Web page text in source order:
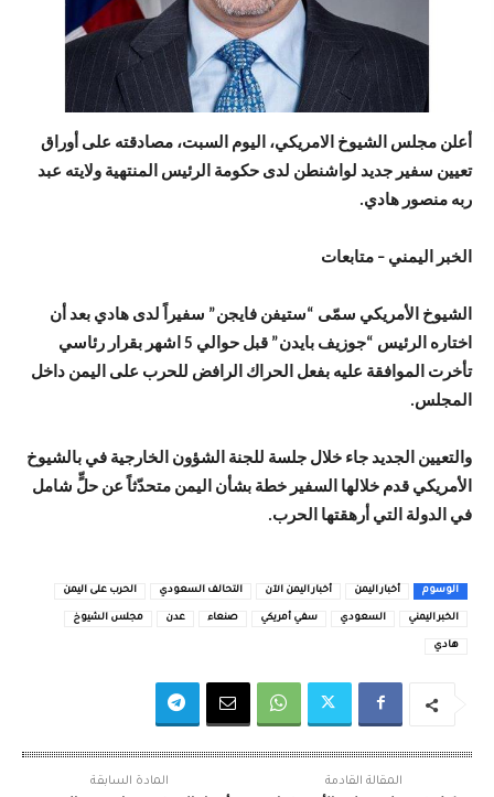
أعلن مجلس الشيوخ الامريكي، اليوم السبت، مصادقته على أوراق
تعيين سفير جديد لواشنطن لدى حكومة الرئيس المنتهية ولايته عبد
ربه منصور هادي.
الخبر اليمني – متابعات
الشيوخ الأمريكي سمّى “ستيفن فايجن” سفيراً لدى هادي بعد أن
اختاره الرئيس “جوزيف بايدن” قبل حوالي 5 اشهر بقرار رئاسي
تأخرت الموافقة عليه بفعل الحراك الرافض للحرب على اليمن داخل
المجلس.
والتعيين الجديد جاء خلال جلسة للجنة الشؤون الخارجية في بالشيوخ
الأمريكي قدم خلالها السفير خطة بشأن اليمن متحدّثاً عن حلٍّ شامل
في الدولة التي أرهقتها الحرب.
الوسوم أخبار اليمن أخبار اليمن الآن التحالف السعودي الحرب على اليمن
الخبر اليمني السعودي سفي أمريكي صنعاء عدن مجلس الشيوخ
هادي
المادة السابقة
المقالة القادمة